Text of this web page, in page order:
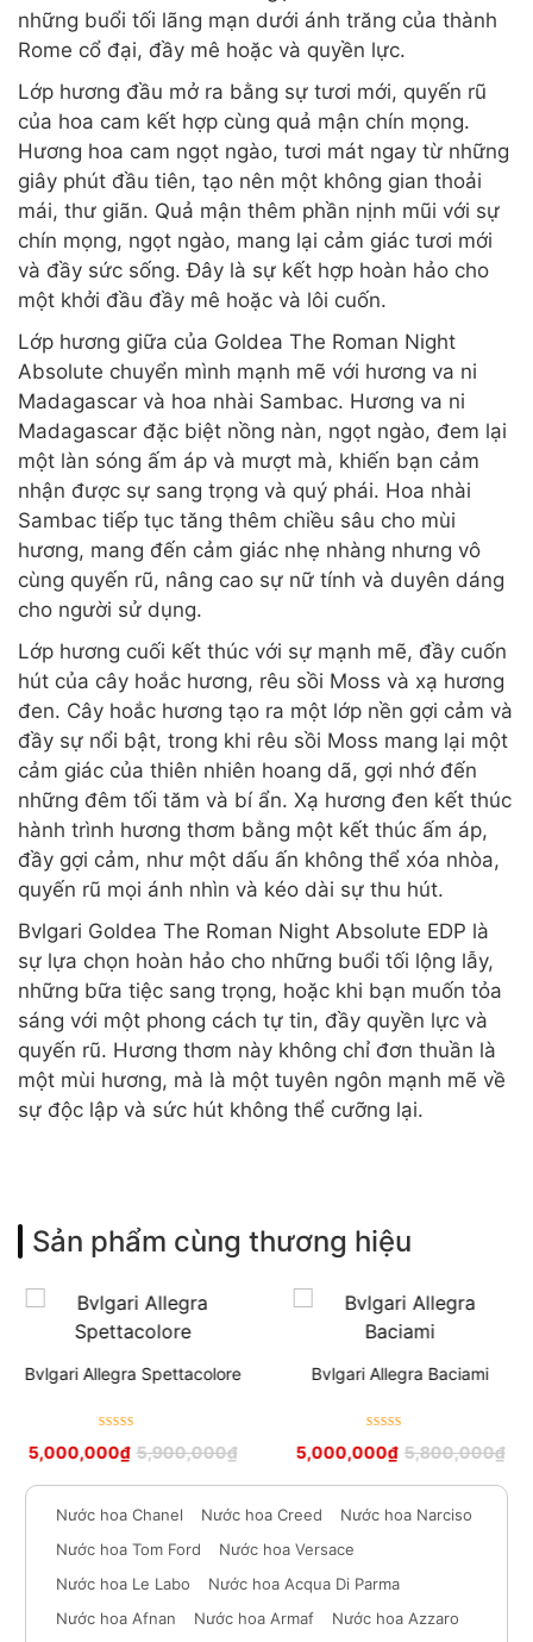
những buổi tối lãng mạn dưới ánh trăng của thành
Rome cổ đại, đầy mê hoặc và quyền lực.
Lớp hương đầu mở ra bằng sự tươi mới, quyến rũ
của hoa cam kết hợp cùng quả mận chín mọng.
Hương hoa cam ngọt ngào, tươi mát ngay từ những
giây phút đầu tiên, tạo nên một không gian thoải
mái, thư giãn. Quả mận thêm phần nịnh mũi với sự
chín mọng, ngọt ngào, mang lại cảm giác tươi mới
và đầy sức sống. Đây là sự kết hợp hoàn hảo cho
một khởi đầu đầy mê hoặc và lôi cuốn.
Lớp hương giữa của Goldea The Roman Night
Absolute chuyển mình mạnh mẽ với hương va ni
Madagascar và hoa nhài Sambac. Hương va ni
Madagascar đặc biệt nồng nàn, ngọt ngào, đem lại
một làn sóng ấm áp và mượt mà, khiến bạn cảm
nhận được sự sang trọng và quý phái. Hoa nhài
Sambac tiếp tục tăng thêm chiều sâu cho mùi
hương, mang đến cảm giác nhẹ nhàng nhưng vô
cùng quyến rũ, nâng cao sự nữ tính và duyên dáng
cho người sử dụng.
Lớp hương cuối kết thúc với sự mạnh mẽ, đầy cuốn
hút của cây hoắc hương, rêu sồi Moss và xạ hương
đen. Cây hoắc hương tạo ra một lớp nền gợi cảm và
đầy sự nổi bật, trong khi rêu sồi Moss mang lại một
cảm giác của thiên nhiên hoang dã, gợi nhớ đến
những đêm tối tăm và bí ẩn. Xạ hương đen kết thúc
hành trình hương thơm bằng một kết thúc ấm áp,
đầy gợi cảm, như một dấu ấn không thể xóa nhòa,
quyến rũ mọi ánh nhìn và kéo dài sự thu hút.
Bvlgari Goldea The Roman Night Absolute EDP là
sự lựa chọn hoàn hảo cho những buổi tối lộng lẫy,
những bữa tiệc sang trọng, hoặc khi bạn muốn tỏa
sáng với một phong cách tự tin, đầy quyền lực và
quyến rũ. Hương thơm này không chỉ đơn thuần là
một mùi hương, mà là một tuyên ngôn mạnh mẽ về
sự độc lập và sức hút không thể cưỡng lại.
Sản phẩm cùng thương hiệu
Bvlgari Allegra Spettacolore
hạng 5sao
5,900,000₫
5,000,000₫
Bvlgari Allegra Baciami
hạng sao
5,800,000₫
5,000,000₫
Nước hoa Chanel Nước hoa Creed
Nước hoa Narciso
Nước hoa Tom Ford
Nước hoa Versace
Nước hoa Le Labo
Nước hoa Acqua Di Parma
Nước hoa Afnan
Nước hoa Armaf
Nước hoa Azzaro